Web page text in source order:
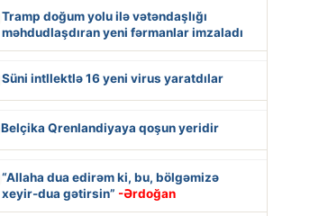
Tramp doğum yolu ilə vətəndaşlığı
məhdudlaşdıran yeni fərmanlar imzaladı
Süni intllektlə 16 yeni virus yaratdılar
Belçika Qrenlandiyaya qoşun yeridir
“Allaha dua edirəm ki, bu, bölgəmizə
xeyir-dua gətirsin” -Ərdoğan